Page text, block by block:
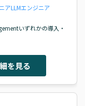
アLLMエンジニア
いずれかの導入・
携経験、または
を見る